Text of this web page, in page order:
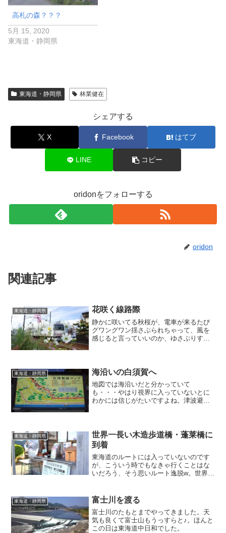
高札の森？？？
5月 15, 2020
東海道・静岡県
東海道・静岡県 林業健在
シェアする
X Facebook はてブ
LINE コピー
oridonをフォローする
oridon
関連記事
東海道・静岡県 花咲く線路際
静かに咲いてる秋桜が、電車が来るたび
グワングワン揺さぶられちゃって、風を
感じると言っていいのか、ゆさぶりすぎ
東海道・静岡県 海沿いの白須賀へ
地図では海沿いだと分かっていて
も・・・やはり視界に入っていないとに
わかには信じがたいですよね。津波避難
東海道・静岡県
世界一長い木造歩道橋・蓬莱橋に
到着
東海道のルートには入っていないのです
が、こういう時でもなきゃ行くことはな
いだろう、そう思いルート逸脱w。世界一
よ。せっかく大井川渡るならここです
ね。
東海道・静岡県 富士川を渡る
富士川のたもとまでやってきました。天
気も良くて富士山もうっすらと♪。ほんと
この日は東海道中日和でした。